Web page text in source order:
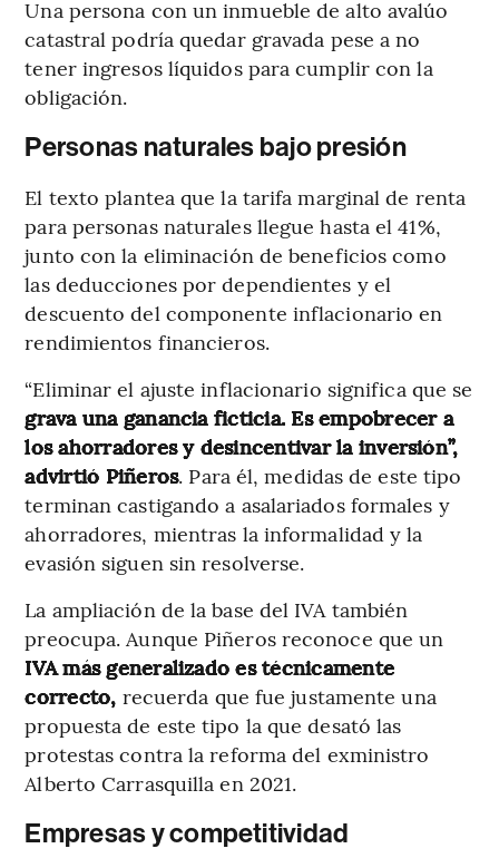
Una persona con un inmueble de alto avalúo
catastral podría quedar gravada pese a no
tener ingresos líquidos para cumplir con la
obligación.
Personas naturales bajo presión
El texto plantea que la tarifa marginal de renta
para personas naturales llegue hasta el 41%,
junto con la eliminación de beneficios como
las deducciones por dependientes y el
descuento del componente inflacionario en
rendimientos financieros.
“Eliminar el ajuste inflacionario significa que se
grava una ganancia ficticia. Es empobrecer a
los ahorradores y desincentivar la inversión”,
advirtió Piñeros. Para él, medidas de este tipo
terminan castigando a asalariados formales y
ahorradores, mientras la informalidad y la
evasión siguen sin resolverse.
La ampliación de la base del IVA también
preocupa. Aunque Piñeros reconoce que un
IVA más generalizado es técnicamente
correcto, recuerda que fue justamente una
propuesta de este tipo la que desató las
protestas contra la reforma del exministro
Alberto Carrasquilla en 2021.
Empresas y competitividad